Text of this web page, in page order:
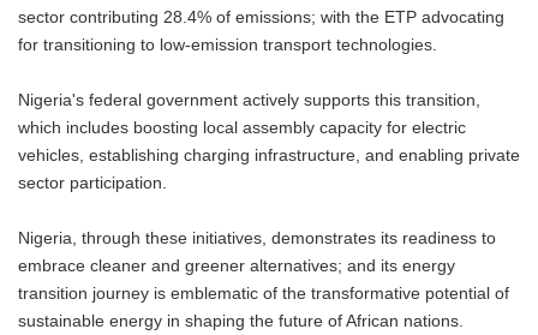
sector contributing 28.4% of emissions; with the ETP advocating
for transitioning to low-emission transport technologies.
Nigeria's federal government actively supports this transition,
which includes boosting local assembly capacity for electric
vehicles, establishing charging infrastructure, and enabling private
sector participation.
Nigeria, through these initiatives, demonstrates its readiness to
embrace cleaner and greener alternatives; and its energy
transition journey is emblematic of the transformative potential of
sustainable energy in shaping the future of African nations.